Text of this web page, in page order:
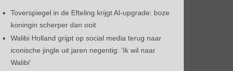
Toverspiegel in de Efteling krijgt AI-upgrade: boze
koningin scherper dan ooit
Walibi Holland grijpt op social media terug naar
iconische jingle uit jaren negentig: 'Ik wil naar
Walibi'